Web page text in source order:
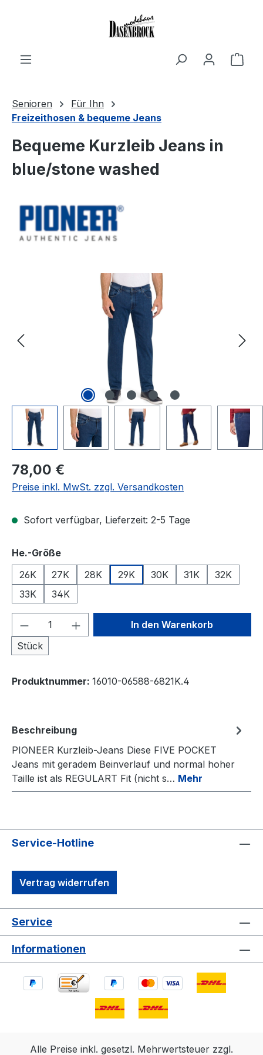
Senioren
Für Ihn
Freizeithosen & bequeme Jeans
Bequeme Kurzleib Jeans in
blue/stone washed
Bildergalerie überspringen
Regulärer Preis:
78,00 €
Preise inkl. MwSt. zzgl. Versandkosten
Sofort verfügbar, Lieferzeit: 2-5 Tage
He.-Größeauswählen
26K
27K 28K 29K 30K 31K
32K
33K
34K
Produkt Anzahl: Gib den
Stück
In den Warenkorb
Produktnummer: 16010-06588-6821K.4
Beschreibung
PIONEER Kurzleib-Jeans Diese FIVE POCKET
Jeans mit geradem Beinverlauf und normal hoher
Taille ist als REGULART Fit (nicht s… Mehr
Service-Hotline
Vertrag widerrufen
Service
Informationen
Alle Preise inkl. gesetzl. Mehrwertsteuer zzgl.